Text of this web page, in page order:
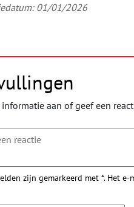
01/01/2026
aan of geef een
zijn gemarkeerd met *. Het